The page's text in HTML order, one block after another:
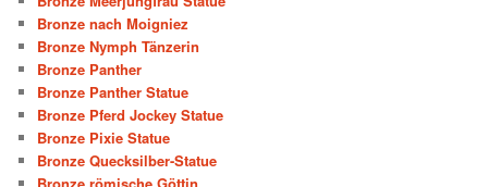
Bronze nach Moigniez
Bronze Nymph Tänzerin
Bronze Panther
Bronze Panther Statue
Bronze Pferd Jockey Statue
Bronze Pixie Statue
Bronze Quecksilber-Statue